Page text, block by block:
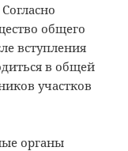
общего
вступления
в общей
участков
органы